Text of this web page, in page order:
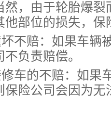
然，由于轮胎爆
他部位的损失，
不赔：如果车辆
负责赔偿。
车的不赔：如果
保险公司会因为